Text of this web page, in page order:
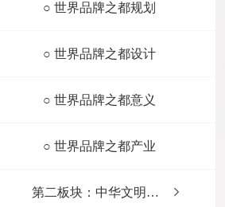
○ 世界品牌之都规划
○ 世界品牌之都设计
○ 世界品牌之都意义
○ 世界品牌之都产业
第二板块：中华文明之城